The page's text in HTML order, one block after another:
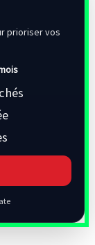
prioriser vos